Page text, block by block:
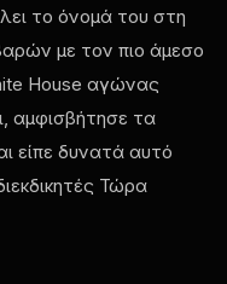
το όνομά του στη
με τον πιο άμεσο
House αγώνας
αμφισβήτησε τα
είπε δυνατά αυτό
Τώρα